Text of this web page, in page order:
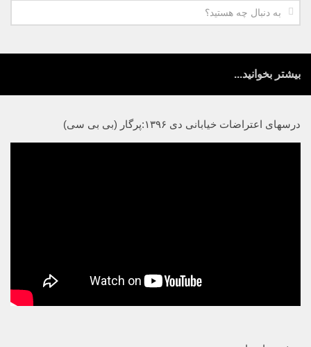
بیشتر بخوانید...
درسهای اعتراضات خیابانی دی ۱۳۹۶:پرگار (بی بی سی)